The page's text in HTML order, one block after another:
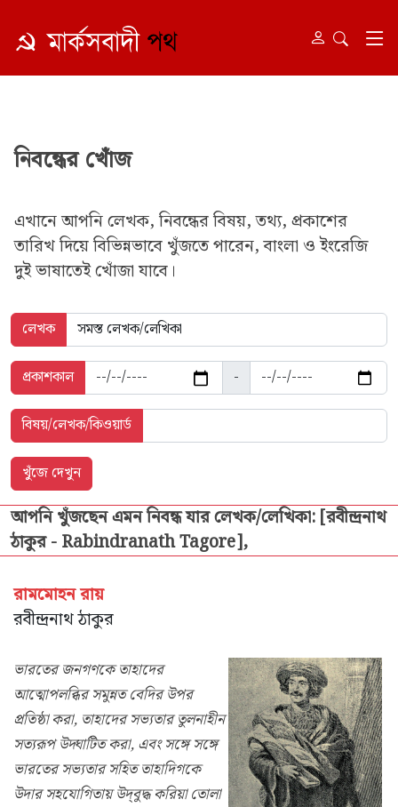
নিবন্ধের খোঁজ
এখানে আপনি লেখক, নিবন্ধের বিষয়, তথ্য, প্রকাশের
তারিখ দিয়ে বিভিন্নভাবে খুঁজতে পারেন, বাংলা ও ইংরেজি
দুই ভাষাতেই খোঁজা যাবে।
লেখক
প্রকাশকাল -
বিষয়/লেখক/কিওয়ার্ড
আপনি খুঁজছেন এমন নিবন্ধ যার লেখক/লেখিকা: [রবীন্দ্রনাথ
ঠাকুর - Rabindranath Tagore],
রামমোহন রায়
রবীন্দ্রনাথ ঠাকুর
ভারতের জনগণকে তাহাদের
আত্মোপলব্ধির সমুন্নত বেদির উপর
প্রতিষ্ঠা করা, তাহাদের সভ্যতার তুলনাহীন
সত্যরূপ উদ্ঘাটিত করা, এবং সঙ্গে সঙ্গে
ভারতের সভ্যতার সহিত তাহাদিগকে
উদার সহযোগিতায় উদ্‌বুদ্ধ করিয়া তোলা